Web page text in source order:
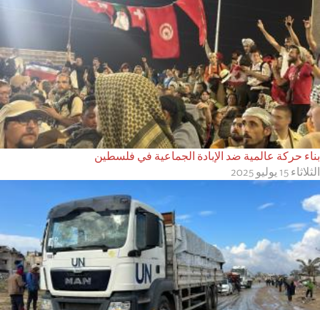
بناء حركة عالمية ضد الإبادة الجماعية في فلسطين
الثلاثاء 15 يوليو 2025